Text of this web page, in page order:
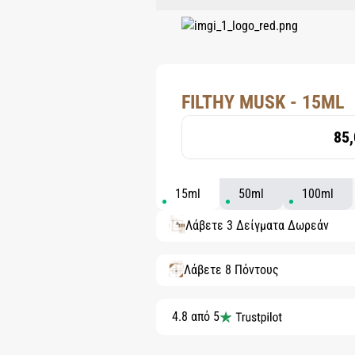
FILTHY MUSK - 15ML
15ml 50ml 100ml
Λάβετε 3 Δείγματα Δωρεάν
Λάβετε 8 Πόντους
4.8 από 5